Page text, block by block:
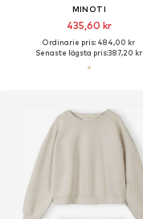
MINOTI
435,60 kr
Ordinarie pris: 484,00 kr
Senaste lägsta pris:387,20 kr